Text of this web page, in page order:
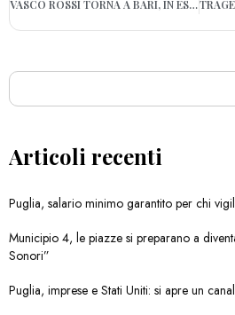
VASCO ROSSI TORNA A BARI, IN ESTATE PREVISTA TAPPA AL SAN NICOLA
Articoli recenti
Puglia, salario minimo garantito per chi
Municipio 4, le piazze si preparano a
Sonori”
Puglia, imprese e Stati Uniti: si apre un